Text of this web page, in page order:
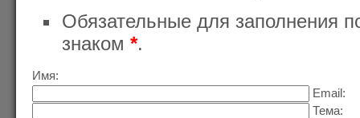
Обязательные для заполнения
знаком *.
Имя:
Email:
Тема: